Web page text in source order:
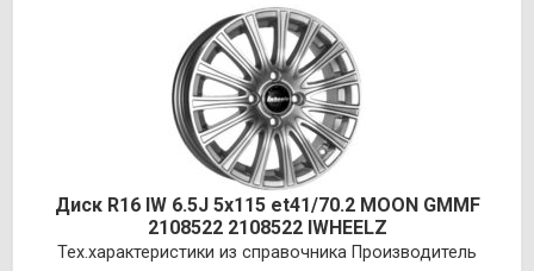
Диск R16 IW 6.5J 5х115 et41/70.2 MOON GMMF
2108522 2108522 IWHEELZ
Тех.характеристики из справочника Производитель